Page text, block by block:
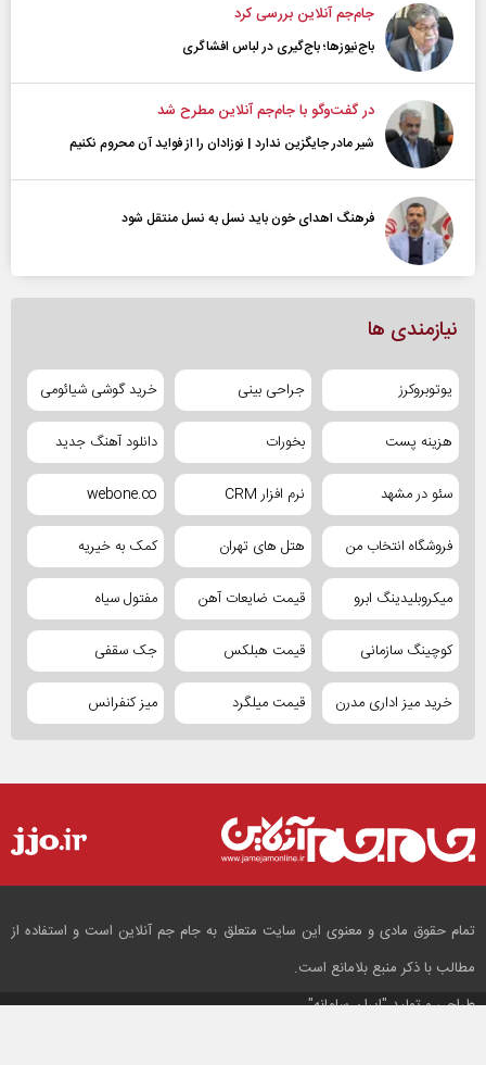
جام‌جم آنلاین بررسی کرد
باج‌نیوزها؛ باج‌گیری در لباس افشاگری
در گفت‌و‌گو با جام‌جم آنلاین مطرح شد
شیر مادر جایگزین ندارد | نوزادان را از فواید آن محروم نکنیم
فرهنگ اهدای خون باید نسل به نسل منتقل شود
نیازمندی ها
یوتوبروکرز جراحی بینی خرید گوشی شیائومی
هزینه پست بخورات دانلود آهنگ جدید
سئو در مشهد نرم افزار CRM webone.co
فروشگاه انتخاب من هتل های تهران کمک به خیریه
میکروبلیدینگ ابرو قیمت ضایعات آهن مفتول سیاه
کوچینگ سازمانی قیمت هبلکس جک سقفی
خرید میز اداری مدرن قیمت میلگرد میز کنفرانس
تمام حقوق مادی و معنوی این سایت متعلق به جام جم آنلاین است و استفاده از
مطالب با ذکر منبع بلامانع است.
طراحی و تولید"ایران سامانه"